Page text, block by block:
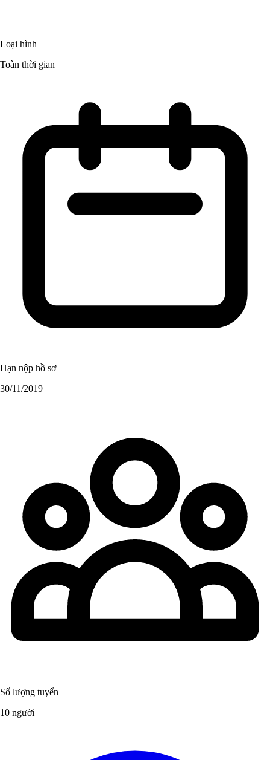
Loại hình
Toàn thời gian
Hạn nộp hồ sơ
30/11/2019
Số lượng tuyển
10 người